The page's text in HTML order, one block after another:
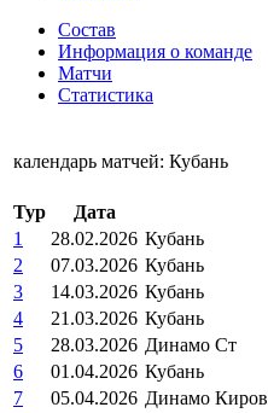
Состав
Информация о команде
Матчи
Статистика
календарь матчей: Кубань
Тур Дата
1
28.02.2026 Кубань
2
07.03.2026 Кубань
3
14.03.2026 Кубань
4
21.03.2026 Кубань
5
28.03.2026 Динамо Ст
6
01.04.2026 Кубань
7
05.04.2026 Динамо Киров